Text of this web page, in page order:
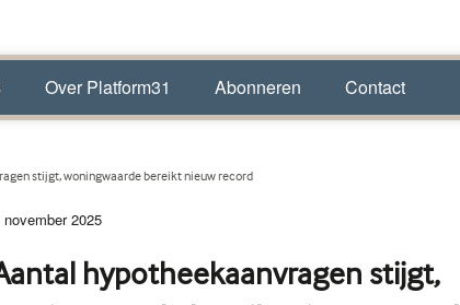
Over Platform31 Abonneren Contact
stijgt, woningwaarde bereikt nieuw record
november 2025
hypotheekaanvragen stijgt,